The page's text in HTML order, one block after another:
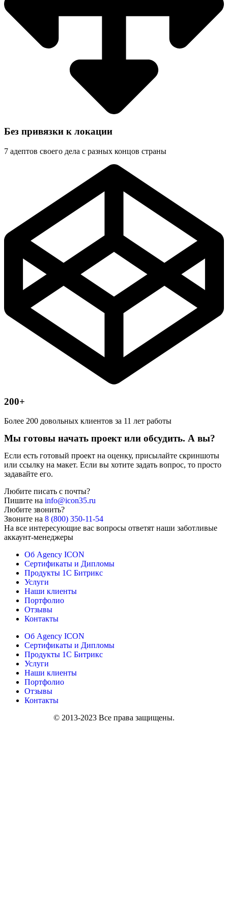
Без привязки к локации
7 адептов своего дела с разных концов страны
200+
Более 200 довольных клиентов за 11 лет работы
Мы готовы начать проект или обсудить. А вы?
Если есть готовый проект на оценку, присылайте скриншоты
или ссылку на макет. Если вы хотите задать вопрос, то просто
задавайте его.
Любите писать с почты?
Пишите на info@icon35.ru
Любите звонить?
Звоните на 8 (800) 350-11-54
На все интересующие вас вопросы ответят наши заботливые
аккаунт-менеджеры
Об Agency ICON
Сертификаты и Дипломы
Продукты 1С Битрикс
Услуги
Наши клиенты
Портфолио
Отзывы
Контакты
Об Agency ICON
Сертификаты и Дипломы
Продукты 1С Битрикс
Услуги
Наши клиенты
Портфолио
Отзывы
Контакты
© 2013-2023 Все права защищены.